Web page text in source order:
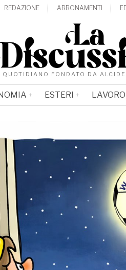
REDAZIONE ABBONAMENTI
QUOTIDIANO FONDATO DA
ESTERI LAVORO